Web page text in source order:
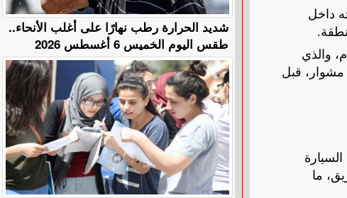
داخل
والذي
مشوار، قبل
ما
​شديد الحرارة رطب نهارًا على أغلب الأنحاء..
طقس اليوم الخميس 6 أغسطس 2026